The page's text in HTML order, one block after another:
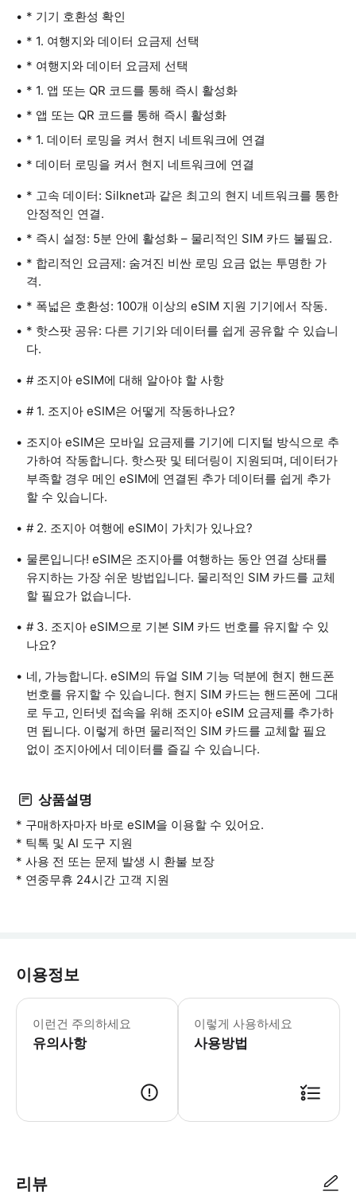
* 기기 호환성 확인
* 1. 여행지와 데이터 요금제 선택
* 여행지와 데이터 요금제 선택
* 1. 앱 또는 QR 코드를 통해 즉시 활성화
* 앱 또는 QR 코드를 통해 즉시 활성화
* 1. 데이터 로밍을 켜서 현지 네트워크에 연결
* 데이터 로밍을 켜서 현지 네트워크에 연결
* 고속 데이터: Silknet과 같은 최고의 현지 네트워크를 통한
안정적인 연결.
* 즉시 설정: 5분 안에 활성화 – 물리적인 SIM 카드 불필요.
* 합리적인 요금제: 숨겨진 비싼 로밍 요금 없는 투명한 가
격.
* 폭넓은 호환성: 100개 이상의 eSIM 지원 기기에서 작동.
* 핫스팟 공유: 다른 기기와 데이터를 쉽게 공유할 수 있습니
다.
# 조지아 eSIM에 대해 알아야 할 사항
# 1. 조지아 eSIM은 어떻게 작동하나요?
조지아 eSIM은 모바일 요금제를 기기에 디지털 방식으로 추
가하여 작동합니다. 핫스팟 및 테더링이 지원되며, 데이터가
부족할 경우 메인 eSIM에 연결된 추가 데이터를 쉽게 추가
할 수 있습니다.
# 2. 조지아 여행에 eSIM이 가치가 있나요?
물론입니다! eSIM은 조지아를 여행하는 동안 연결 상태를
유지하는 가장 쉬운 방법입니다. 물리적인 SIM 카드를 교체
할 필요가 없습니다.
# 3. 조지아 eSIM으로 기본 SIM 카드 번호를 유지할 수 있
나요?
네, 가능합니다. eSIM의 듀얼 SIM 기능 덕분에 현지 핸드폰
번호를 유지할 수 있습니다. 현지 SIM 카드는 핸드폰에 그대
로 두고, 인터넷 접속을 위해 조지아 eSIM 요금제를 추가하
면 됩니다. 이렇게 하면 물리적인 SIM 카드를 교체할 필요
없이 조지아에서 데이터를 즐길 수 있습니다.
상품설명
* 구매하자마자 바로 eSIM을 이용할 수 있어요.
* 틱톡 및 AI 도구 지원
* 사용 전 또는 문제 발생 시 환불 보장
* 연중무휴 24시간 고객 지원
이용정보
이런건 주의하세요
유의사항
- 사용 유의사항 * 연결 문제가 발생
이렇게 사용하세요
사용방법
리뷰